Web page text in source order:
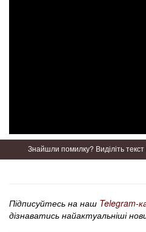
Знайшли помилку? Виділіть текст
Підписуйтесь на наш Telegram-
дізнаватись найактуальніші